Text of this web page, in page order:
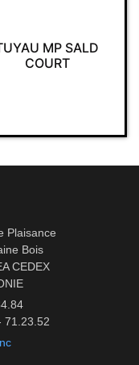
MP SALD
COURT
Plaisance
Bois
CEDEX
71.23.52